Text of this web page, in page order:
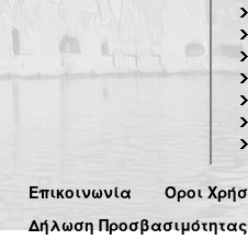
Επικοινωνία
Όροι
Δήλωση Προσβασιμότητας